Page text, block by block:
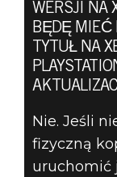
WERSJI NA
BĘDĘ MIEĆ
TYTUŁ NA
Nie. Jeśli
fizyczną
uruchomić